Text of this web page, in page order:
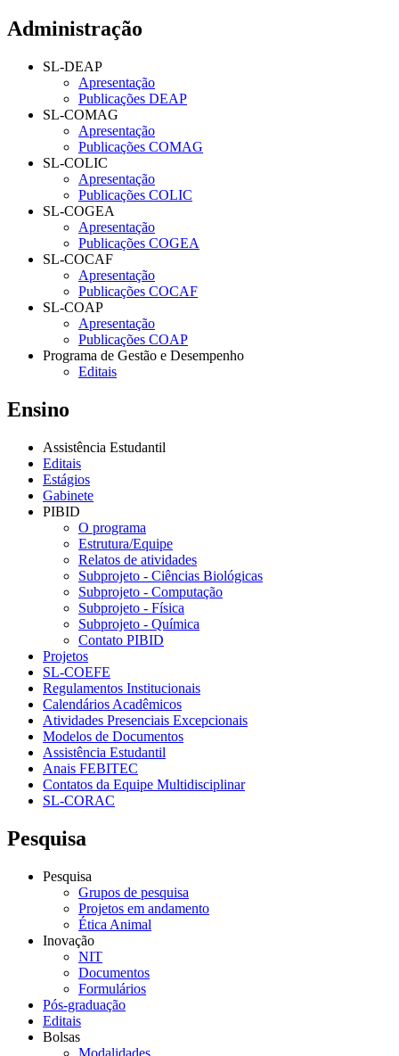
Administração
SL-DEAP
Apresentação
Publicações DEAP
SL-COMAG
Apresentação
Publicações COMAG
SL-COLIC
Apresentação
Publicações COLIC
SL-COGEA
Apresentação
Publicações COGEA
SL-COCAF
Apresentação
Publicações COCAF
SL-COAP
Apresentação
Publicações COAP
Programa de Gestão e Desempenho
Editais
Ensino
Assistência Estudantil
Editais
Estágios
Gabinete
PIBID
O programa
Estrutura/Equipe
Relatos de atividades
Subprojeto - Ciências Biológicas
Subprojeto - Computação
Subprojeto - Física
Subprojeto - Química
Contato PIBID
Projetos
SL-COEFE
Regulamentos Institucionais
Calendários Acadêmicos
Atividades Presenciais Excepcionais
Modelos de Documentos
Assistência Estudantil
Anais FEBITEC
Contatos da Equipe Multidisciplinar
SL-CORAC
Pesquisa
Pesquisa
Grupos de pesquisa
Projetos em andamento
Ética Animal
Inovação
NIT
Documentos
Formulários
Pós-graduação
Editais
Bolsas
Modalidades